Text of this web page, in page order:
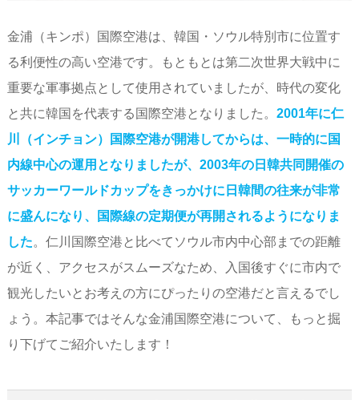
金浦（キンポ）国際空港は、韓国・ソウル特別市に位置す
る利便性の高い空港です。もともとは第二次世界大戦中に
重要な軍事拠点として使用されていましたが、時代の変化
と共に韓国を代表する国際空港となりました。 2001年に仁
川（インチョン）国際空港が開港してからは、一時的に国
内線中心の運用となりましたが、2003年の日韓共同開催の
サッカーワールドカップをきっかけに日韓間の往来が非常
に盛んになり、国際線の定期便が再開されるようになりま
した。仁川国際空港と比べてソウル市内中心部までの距離
が近く、アクセスがスムーズなため、入国後すぐに市内で
観光したいとお考えの方にぴったりの空港だと言えるでし
ょう。本記事ではそんな金浦国際空港について、もっと掘
り下げてご紹介いたします！